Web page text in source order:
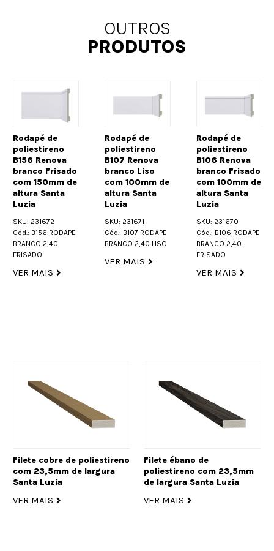
OUTROS
PRODUTOS
Rodapé de
poliestireno
B156 Renova
branco Frisado
com 150mm de
altura Santa
Luzia
SKU: 231672
Cód.: B156 RODAPE
BRANCO 2,40
FRISADO
VER MAIS
Rodapé de
poliestireno
B107 Renova
branco Liso
com 100mm de
altura Santa
Luzia
SKU: 231671
Cód.: B107 RODAPE
BRANCO 2,40 LISO
VER MAIS
Rodapé de
poliestireno
B106 Renova
branco Frisado
com 100mm de
altura Santa
Luzia
SKU: 231670
Cód.: B106 RODAPE
BRANCO 2,40
FRISADO
VER MAIS
Filete cobre de poliestireno
com 23,5mm de largura
Santa Luzia
VER MAIS
Filete ébano de
poliestireno com 23,5mm
de largura Santa Luzia
VER MAIS